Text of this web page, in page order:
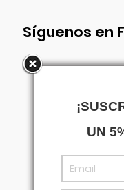
Síguenos en
UN